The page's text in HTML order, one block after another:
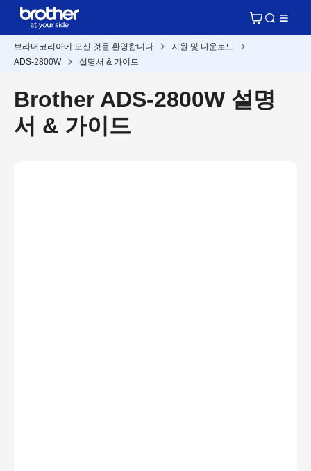
브라더코리아에 오신 것을 환영합니다
지원 및 다운로드
ADS-2800W
설명서 & 가이드
Brother ADS-2800W 설명
서 & 가이드